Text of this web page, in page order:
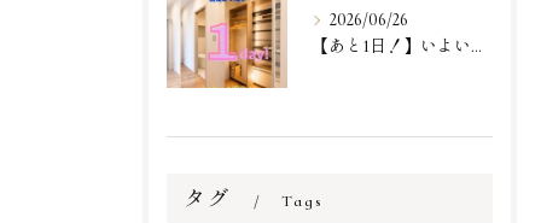
2026/06/26
【あと1日！】いよいよ明日！
タグ Tags